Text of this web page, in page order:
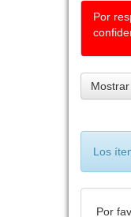
Por
Los
Por